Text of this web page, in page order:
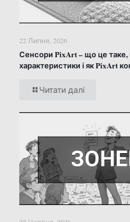
22 Липня, 2026
Сенсори PixArt – що це таке,
характеристики і як PixArt
Читати далі